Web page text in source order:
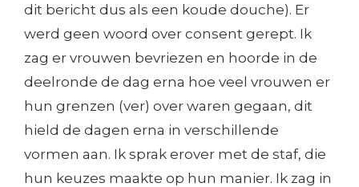
dit bericht dus als een koude douche). Er
werd geen woord over consent gerept. Ik
zag er vrouwen bevriezen en hoorde in de
deelronde de dag erna hoe veel vrouwen er
hun grenzen (ver) over waren gegaan, dit
hield de dagen erna in verschillende
vormen aan. Ik sprak erover met de staf, die
hun keuzes maakte op hun manier. Ik zag in